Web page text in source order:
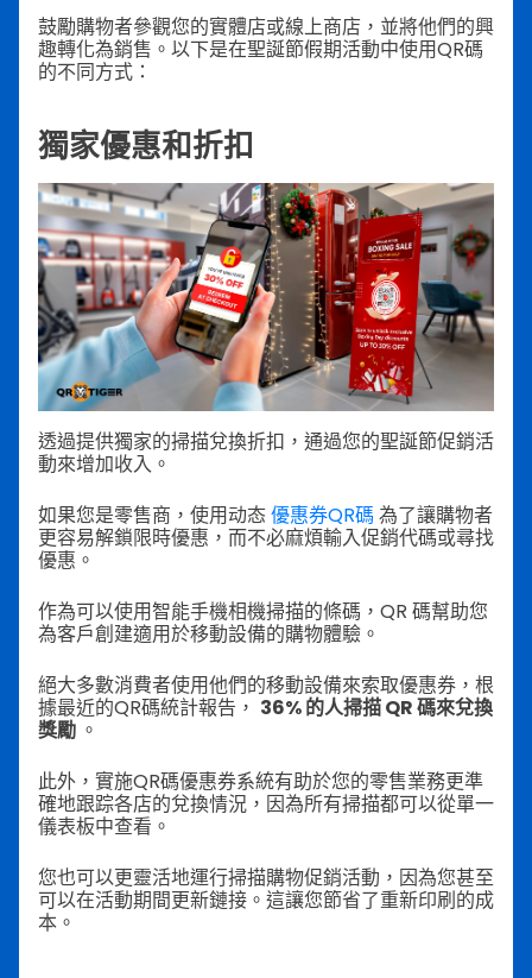
鼓勵購物者參觀您的實體店或線上商店，並將他們的興
趣轉化為銷售。以下是在聖誕節假期活動中使用QR碼
的不同方式：
獨家優惠和折扣
透過提供獨家的掃描兌換折扣，通過您的聖誕節促銷活
動來增加收入。
如果您是零售商，使用动态優惠券QR碼 為了讓購物者
更容易解鎖限時優惠，而不必麻煩輸入促銷代碼或尋找
優惠。
作為可以使用智能手機相機掃描的條碼，QR 碼幫助您
為客戶創建適用於移動設備的購物體驗。
絕大多數消費者使用他們的移動設備來索取優惠券，根
據最近的QR碼統計報告， 36% 的人掃描 QR 碼來兌換
獎勵 。
此外，實施QR碼優惠券系統有助於您的零售業務更準
確地跟踪各店的兌換情況，因為所有掃描都可以從單一
儀表板中查看。
您也可以更靈活地運行掃描購物促銷活動，因為您甚至
可以在活動期間更新鏈接。這讓您節省了重新印刷的成
本。